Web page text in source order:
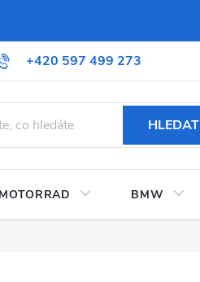
+420 597 499 273
Obchodní podmínky a reklamační řád
HLEDAT
MOTORRAD BMW